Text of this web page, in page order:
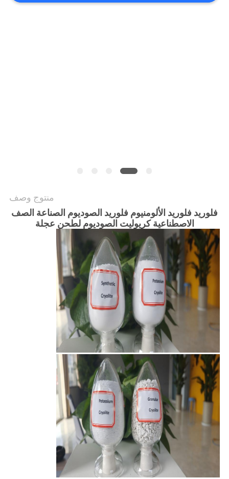
منتوج وصف
فلوريد فلوريد الألومنيوم فلوريد الصوديوم الصناعة الصف
الاصطناعية كريوليت الصوديوم لطحن عجلة